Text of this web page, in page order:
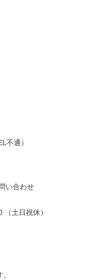
不通）
い合わせ
土日祝休）